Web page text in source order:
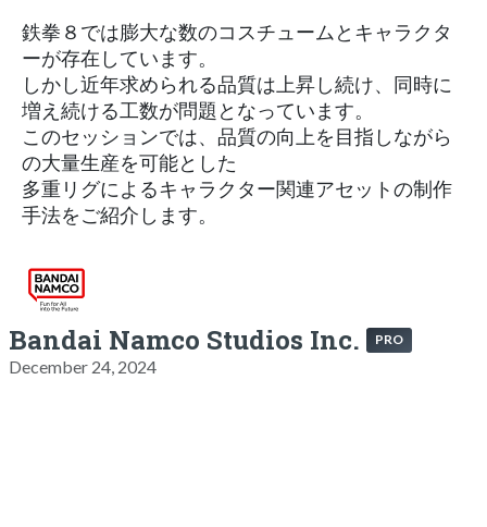
鉄拳８では膨大な数のコスチュームとキャラクタ
ーが存在しています。
しかし近年求められる品質は上昇し続け、同時に
増え続ける工数が問題となっています。
このセッションでは、品質の向上を目指しながら
の大量生産を可能とした
多重リグによるキャラクター関連アセットの制作
手法をご紹介します。
Bandai Namco Studios Inc. PRO
December 24, 2024